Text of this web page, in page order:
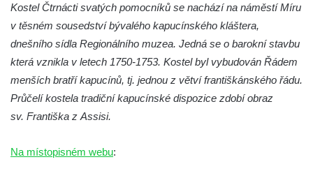
Popravní brána
Křížová cesta Římov – XX. kaple – Svatá
Veronika potkává Ježíše a utírá mu do své
roušky pot z tváře
Křížová cesta Římov – XIX. kaple – Kristus
kříž nesoucí potkává Pannu Marii
Kostel Čtrnácti svatých pomocníků se nachází na náměstí Míru
v těsném sousedství bývalého kapucínského kláštera,
dnešního sídla Regionálního muzea. Jedná se o barokní stavbu
která vznikla v letech 1750-1753. Kostel byl vybudován Řádem
menších bratří kapucínů, tj. jednou z větví františkánského řádu.
Průčelí kostela tradiční kapucínské dispozice zdobí obraz
sv. Františka z Assisi.
Na místopisném webu: